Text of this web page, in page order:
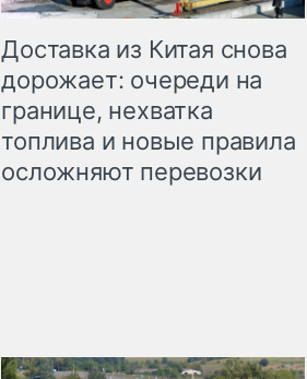
Доставка из Китая снова
дорожает: очереди на
границе, нехватка
топлива и новые правила
осложняют перевозки